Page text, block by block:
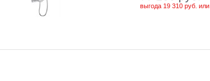
выгода 19 310 руб. или